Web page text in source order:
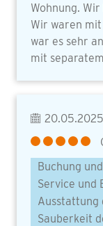
Wohnung.
Wir waren
war es sehr
mit
20.05.2025
Buchung
Service und
Sauberkeit